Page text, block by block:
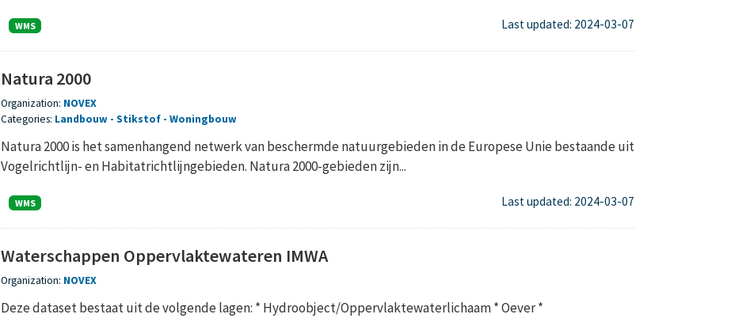
WMS Last updated: 2024-03-07
Natura 2000
Organization: NOVEX
Categories: Landbouw Stikstof Woningbouw
Natura 2000 is het samenhangend netwerk van beschermde natuurgebieden in de Europese Unie bestaande uit
Vogelrichtlijn- en Habitatrichtlijngebieden. Natura 2000-gebieden zijn...
WMS Last updated: 2024-03-07
Waterschappen Oppervlaktewateren IMWA
Organization: NOVEX
Deze dataset bestaat uit de volgende lagen: * Hydroobject/Oppervlaktewaterlichaam * Oever *